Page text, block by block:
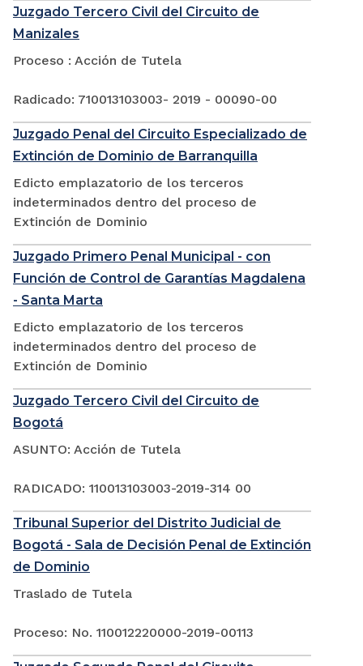
Juzgado Tercero Civil del Circuito de
Manizales
Proceso : Acción de Tutela
Radicado: 710013103003- 2019 - 00090-00
Juzgado Penal del Circuito Especializado de
Extinción de Dominio de Barranquilla
Edicto emplazatorio de los terceros
indeterminados dentro del proceso de
Extinción de Dominio
Juzgado Primero Penal Municipal - con
Función de Control de Garantías Magdalena
- Santa Marta
Edicto emplazatorio de los terceros
indeterminados dentro del proceso de
Extinción de Dominio
Juzgado Tercero Civil del Circuito de
Bogotá
ASUNTO: Acción de Tutela
RADICADO: 110013103003-2019-314 00
Tribunal Superior del Distrito Judicial de
Bogotá - Sala de Decisión Penal de Extinción
de Dominio
Traslado de Tutela
Proceso: No. 110012220000-2019-00113